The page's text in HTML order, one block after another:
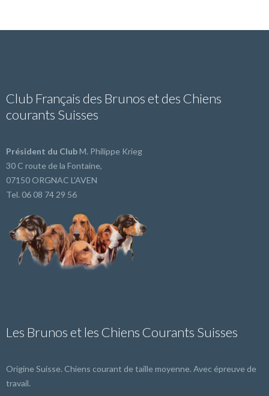
Club Français des Brunos et des Chiens
courants Suisses
Président du ClubM. Philippe Krieg
30 C route de la Fontaine,
07150 ORGNAC L'AVEN
Tel. 06 08 74 29 56
Les Brunos et les Chiens Courants Suisses
Origine Suisse. Chiens courant de taille moyenne. Avec épreuve de
travail.